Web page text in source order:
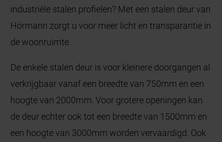
industriële stalen profielen? Met een stalen deur van
Hörmann zorgt u voor meer licht en transparantie in
de woonruimte.
De enkele stalen deur is voor kleinere doorgangen al
verkrijgbaar vanaf een breedte van 750mm en een
hoogte van 2000mm. Voor grotere openingen kan
de deur echter ook tot een breedte van 1500mm en
een hoogte van 3000mm worden vervaardigd. Ook